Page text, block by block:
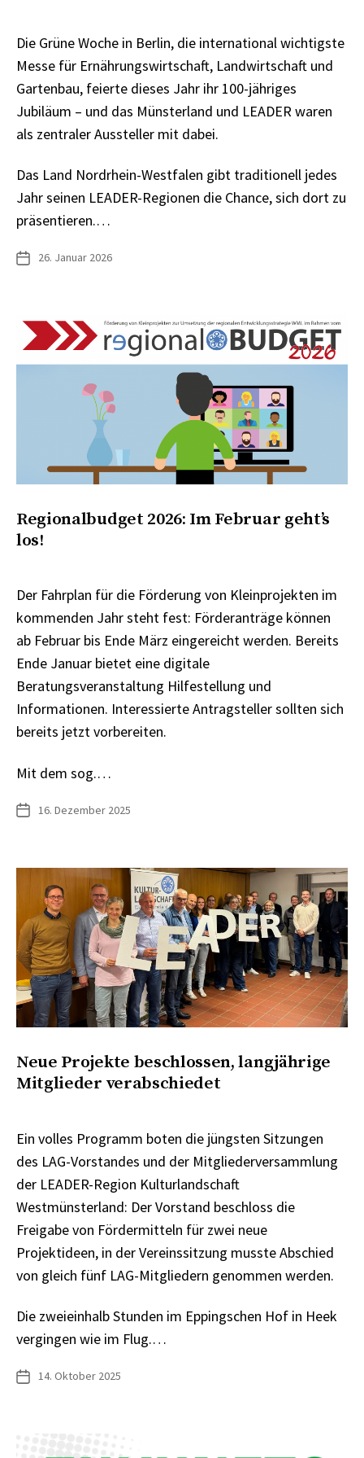
Die Grüne Woche in Berlin, die international wichtigste
Messe für Ernährungswirtschaft, Landwirtschaft und
Gartenbau, feierte dieses Jahr ihr 100-jähriges
Jubiläum – und das Münsterland und LEADER waren
als zentraler Aussteller mit dabei.
Das Land Nordrhein-Westfalen gibt traditionell jedes
Jahr seinen LEADER-Regionen die Chance, sich dort zu
präsentieren.…
Veröffentlichungsdatum
26. Januar 2026
Regionalbudget 2026: Im Februar geht’s
los!
Der Fahrplan für die Förderung von Kleinprojekten im
kommenden Jahr steht fest: Förderanträge können
ab Februar bis Ende März eingereicht werden. Bereits
Ende Januar bietet eine digitale
Beratungsveranstaltung Hilfestellung und
Informationen. Interessierte Antragsteller sollten sich
bereits jetzt vorbereiten.
Mit dem sog.…
Veröffentlichungsdatum
16. Dezember 2025
Neue Projekte beschlossen, langjährige
Mitglieder verabschiedet
Ein volles Programm boten die jüngsten Sitzungen
des LAG-Vorstandes und der Mitgliederversammlung
der LEADER-Region Kulturlandschaft
Westmünsterland: Der Vorstand beschloss die
Freigabe von Fördermitteln für zwei neue
Projektideen, in der Vereinssitzung musste Abschied
von gleich fünf LAG-Mitgliedern genommen werden.
Die zweieinhalb Stunden im Eppingschen Hof in Heek
vergingen wie im Flug.…
Veröffentlichungsdatum
14. Oktober 2025